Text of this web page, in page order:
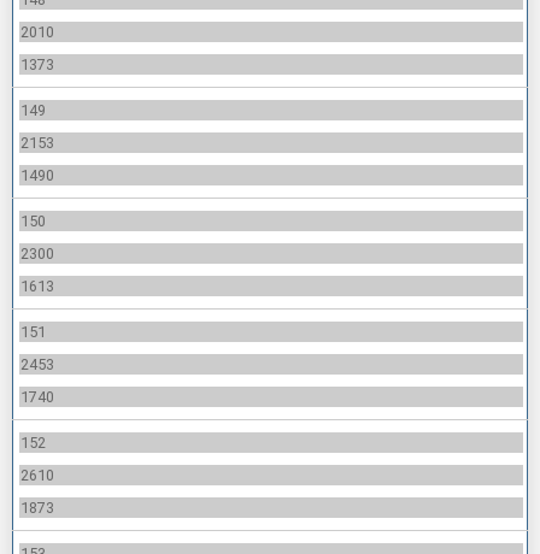
2010
1373
149
2153
1490
150
2300
1613
151
2453
1740
152
2610
1873